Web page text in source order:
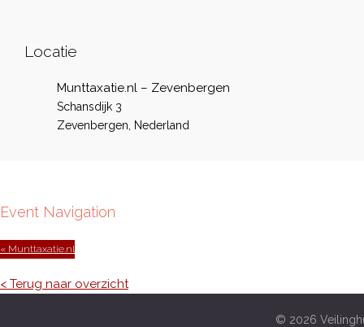
Locatie
Munttaxatie.nl – Zevenbergen
Schansdijk 3
Zevenbergen
Nederland
Event Navigation
« Munttaxatie.nl
< Terug naar overzicht
© 2026